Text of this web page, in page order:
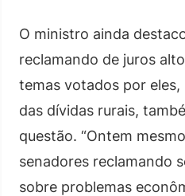
O ministro ainda
reclamando de juros
temas votados por
das dívidas rurais,
questão. “Ontem
senadores reclamando
sobre problemas